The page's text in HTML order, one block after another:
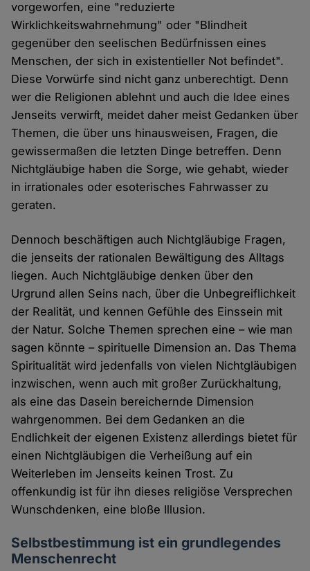
vorgeworfen, eine "reduzierte
Wirklichkeitswahrnehmung" oder "Blindheit
gegenüber den seelischen Bedürfnissen eines
Menschen, der sich in existentieller Not befindet".
Diese Vorwürfe sind nicht ganz unberechtigt. Denn
wer die Religionen ablehnt und auch die Idee eines
Jenseits verwirft, meidet daher meist Gedanken über
Themen, die über uns hinausweisen, Fragen, die
gewissermaßen die letzten Dinge betreffen. Denn
Nichtgläubige haben die Sorge, wie gehabt, wieder
in irrationales oder esoterisches Fahrwasser zu
geraten.
Dennoch beschäftigen auch Nichtgläubige Fragen,
die jenseits der rationalen Bewältigung des Alltags
liegen. Auch Nichtgläubige denken über den
Urgrund allen Seins nach, über die Unbegreiflichkeit
der Realität, und kennen Gefühle des Einssein mit
der Natur. Solche Themen sprechen eine – wie man
sagen könnte – spirituelle Dimension an. Das Thema
Spiritualität wird jedenfalls von vielen Nichtgläubigen
inzwischen, wenn auch mit großer Zurückhaltung,
als eine das Dasein bereichernde Dimension
wahrgenommen. Bei dem Gedanken an die
Endlichkeit der eigenen Existenz allerdings bietet für
einen Nichtgläubigen die Verheißung auf ein
Weiterleben im Jenseits keinen Trost. Zu
offenkundig ist für ihn dieses religiöse Versprechen
Wunschdenken, eine bloße Illusion.
Selbstbestimmung ist ein grundlegendes
Menschenrecht